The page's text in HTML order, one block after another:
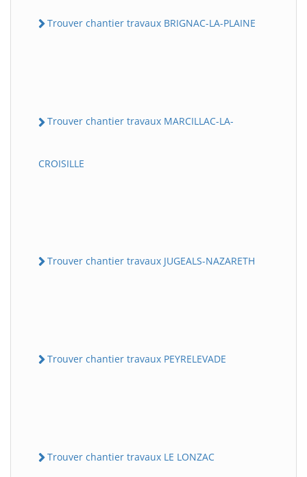
Trouver chantier travaux BRIGNAC-LA-PLAINE
Trouver chantier travaux MARCILLAC-LA-
CROISILLE
Trouver chantier travaux JUGEALS-NAZARETH
Trouver chantier travaux PEYRELEVADE
Trouver chantier travaux LE LONZAC